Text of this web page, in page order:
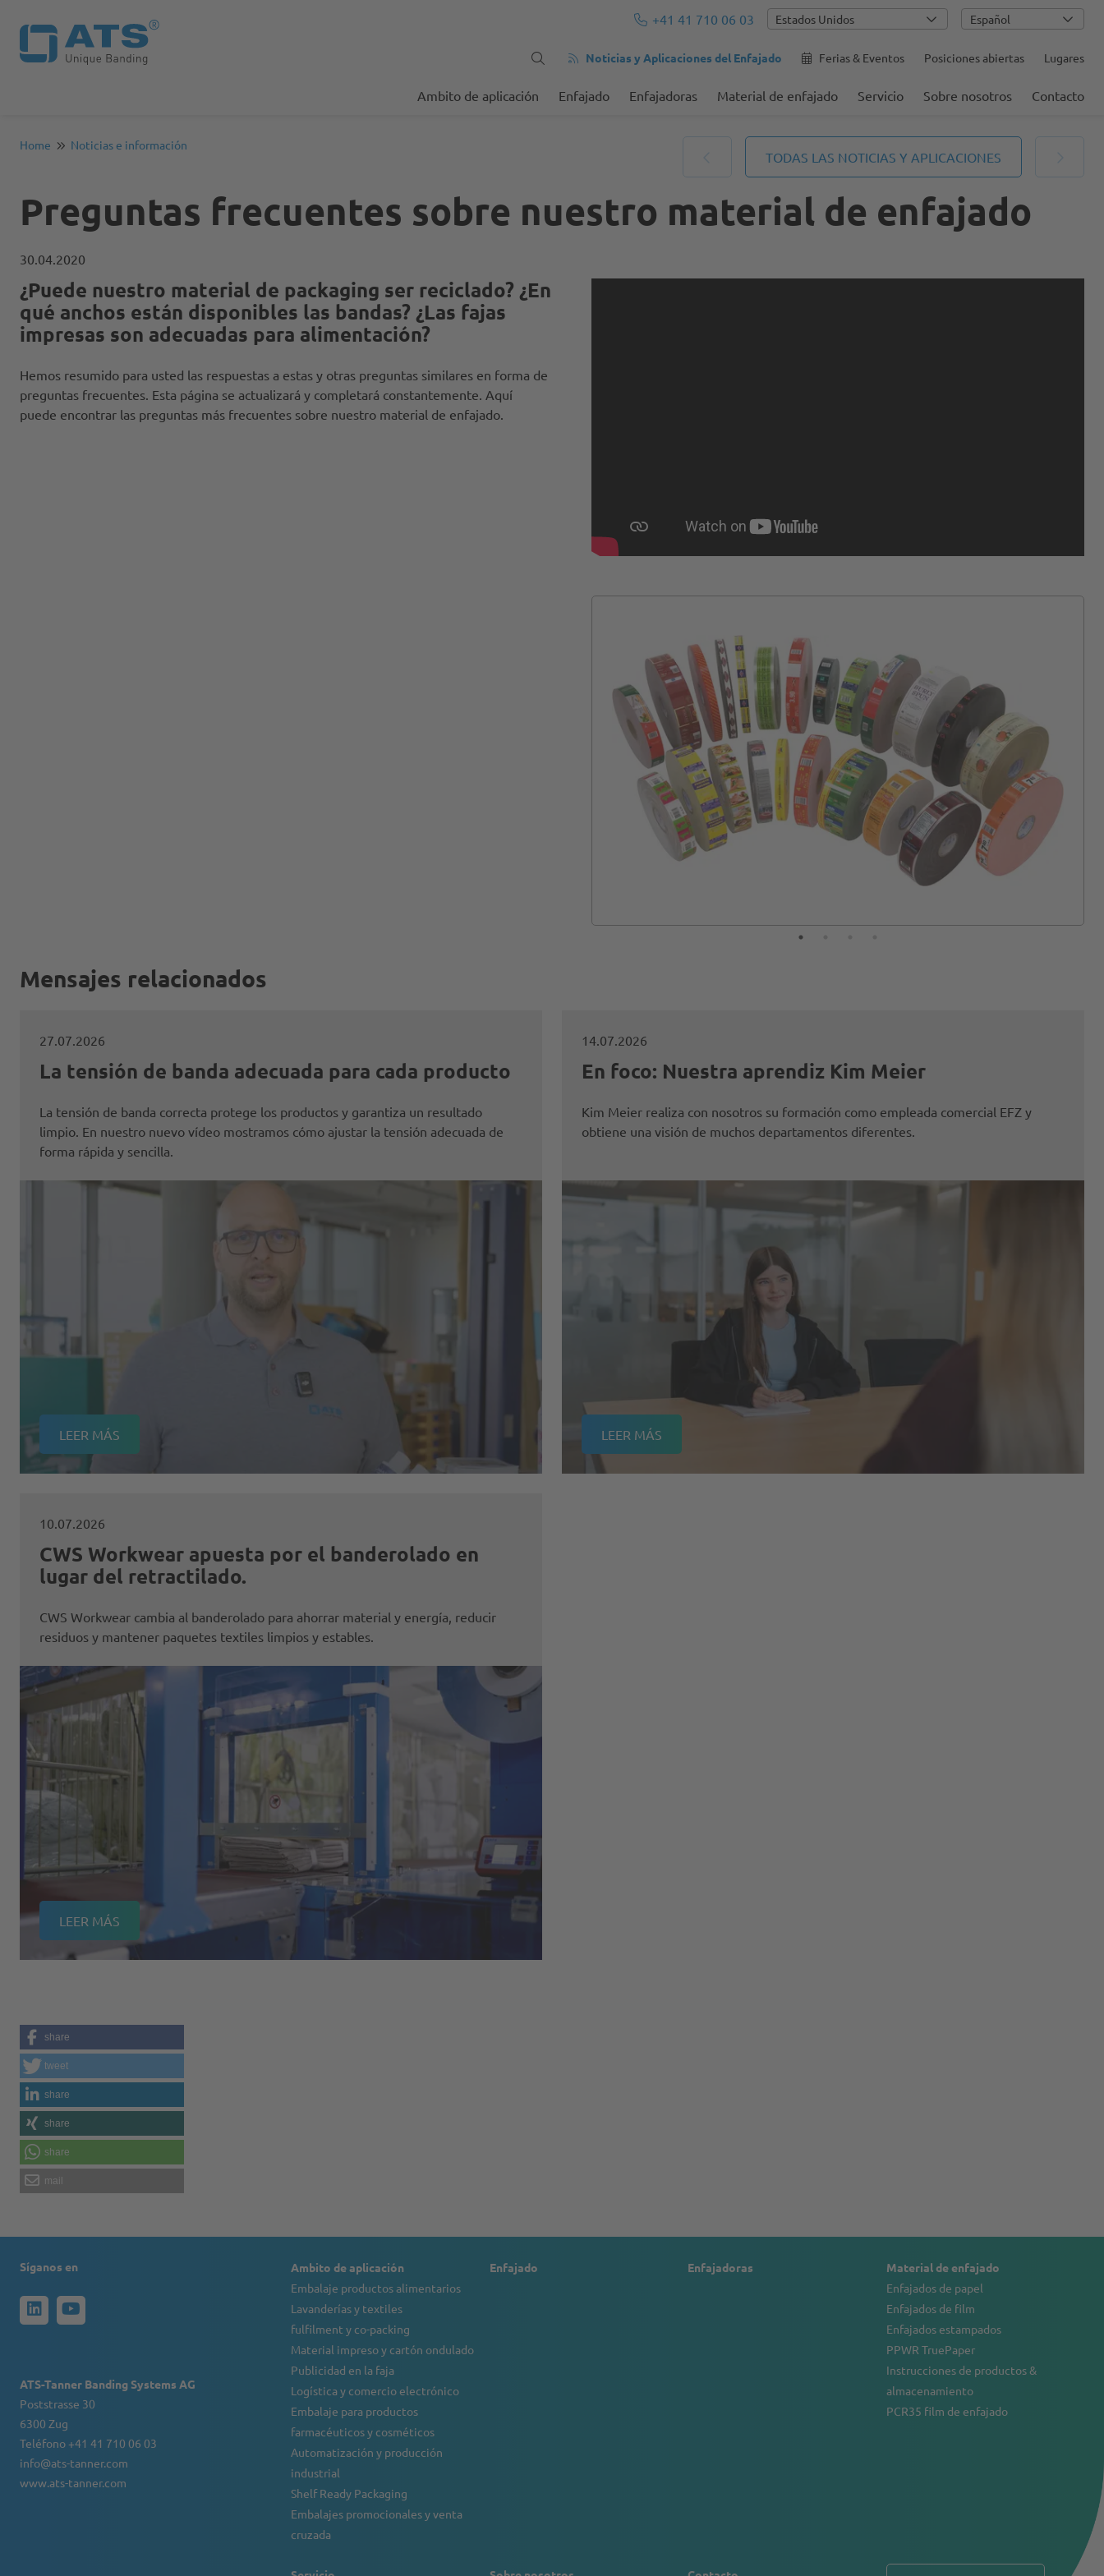
+41 41 710 06 03 Español
Noticias y Aplicaciones del Enfajado Ferias & Eventos Posiciones abiertas Lugares
Ambito de aplicación Enfajado Enfajadoras Material de enfajado Servicio Sobre nosotros Contacto
Home Noticias e información
TODAS LAS NOTICIAS Y APLICACIONES
Preguntas frecuentes sobre nuestro material de enfajado
30.04.2020
¿Puede nuestro material de packaging ser reciclado? ¿En
qué anchos están disponibles las bandas? ¿Las fajas
impresas son adecuadas para alimentación?
Hemos resumido para usted las respuestas a estas y otras preguntas similares en forma de
preguntas frecuentes. Esta página se actualizará y completará constantemente. Aquí
puede encontrar las preguntas más frecuentes sobre nuestro material de enfajado.
Mensajes relacionados
27.07.2026
La tensión de banda adecuada para cada producto
La tensión de banda correcta protege los productos y garantiza un resultado
limpio. En nuestro nuevo vídeo mostramos cómo ajustar la tensión adecuada de
forma rápida y sencilla.
LEER MÁS
14.07.2026
En foco: Nuestra aprendiz Kim Meier
Kim Meier realiza con nosotros su formación como empleada comercial EFZ y
obtiene una visión de muchos departamentos diferentes.
LEER MÁS
10.07.2026
CWS Workwear apuesta por el banderolado en
lugar del retractilado.
CWS Workwear cambia al banderolado para ahorrar material y energía, reducir
residuos y mantener paquetes textiles limpios y estables.
LEER MÁS
share
tweet
share
share
share
mail
Síganos en
ATS-Tanner Banding Systems AG
Poststrasse 30
6300 Zug
Teléfono +41 41 710 06 03
info@ats-tanner.com
www.ats-tanner.com
Ambito de aplicación
Embalaje productos alimentarios
Lavanderías y textiles
fulfilment y co-packing
Material impreso y cartón ondulado
Publicidad en la faja
Logística y comercio electrónico
Embalaje para productos
farmacéuticos y cosméticos
Automatización y producción
industrial
Shelf Ready Packaging
Embalajes promocionales y venta
cruzada
Enfajado Enfajadoras
Material de enfajado
Enfajados de papel
Enfajados de film
Enfajados estampados
PPWR TruePaper
Instrucciones de productos &
almacenamiento
PCR35 film de enfajado